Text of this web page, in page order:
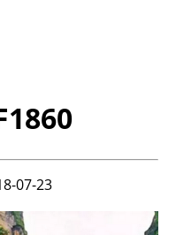
07-23